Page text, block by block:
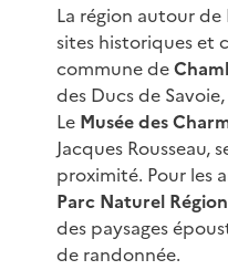
La région autour de
sites historiques et
commune de
des Ducs de
Le Musée des
Jacques Rousseau,
proximité. Pour les
Parc Naturel
des paysages
de randonnée.